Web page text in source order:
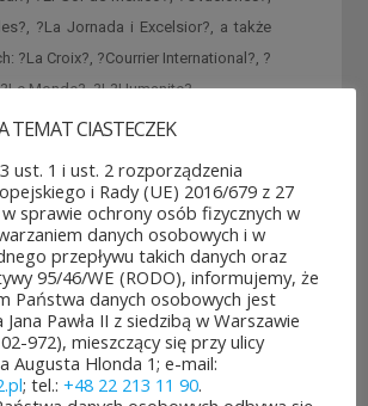
?La Jornada i Excelsior?, a także
?La Croix?, ?Courrier International?, ?
Monde?, ?L?Humanite?.
TEMAT CIASTECZEK
ust. 1 i ust. 2 rozporządzenia
i Rady (UE) 2016/679 z 27
sprawie ochrony osób fizycznych w
danych osobowych i w
przepływu takich danych oraz
95/46/WE (RODO), informujemy, że
Państwa danych osobowych jest
Pawła II z siedzibą w Warszawie
972), mieszczący się przy ulicy
Augusta Hlonda 1; e-mail:
; tel.: +48 22 213 11 90.